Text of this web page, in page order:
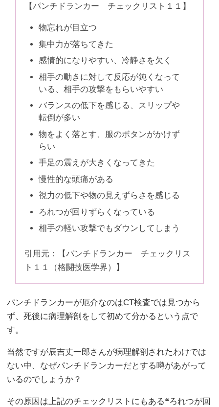
【パンチドランカー チェックリスト１１】
物忘れが目立つ
集中力が落ちてきた
感情的になりやすい、冷静さを欠く
相手の動きに対して反応が鈍くなって
いる、相手の攻撃をもらいやすい
バランスの低下を感じる、スリップや
転倒が多い
物をよく落とす、服のボタンがかけず
らい
手足の震えが大きくなってきた
慢性的な頭痛がある
視力の低下や物の見えずらさを感じる
ろれつが回りずらくなっている
相手の軽い攻撃でもダウンしてしまう
引用元：【パンチドランカー チェックリス
ト１１（格闘技医学界）】
パンチドランカーが厄介なのはCT検査では見つから
ず、死後に病理解剖をして初めて分かるという点で
す。
当然ですが辰吉丈一郎さんが病理解剖されたわけでは
ない中、なぜパンチドランカーだとする噂があがって
いるのでしょうか？
その原因は上記のチェックリストにもある❝ろれつが回